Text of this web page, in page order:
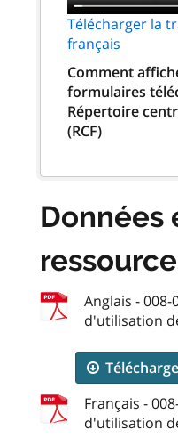
Télécharger la
français
Comment
formulaires
Répertoire
(RCF)
Données
Anglais -
d'utilisation
Français -
d'utilisation